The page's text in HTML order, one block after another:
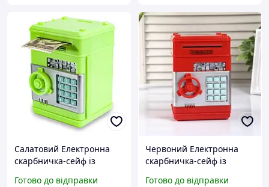
Салатовий Електронна
скарбничка-сейф із
Готово до відправки
Червоний Електронна
скарбничка-сейф із
Готово до відправки